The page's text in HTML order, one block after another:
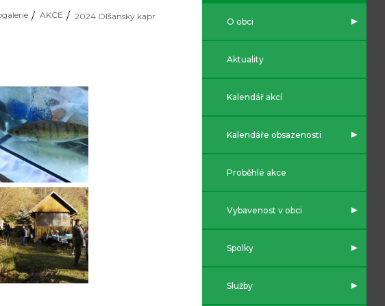
AKCE 2024 Olšanský kapr
O obci
Aktuality
Kalendář akcí
Kalendáře obsazenosti
Proběhlé akce
Vybavenost v obci
Spolky
Služby